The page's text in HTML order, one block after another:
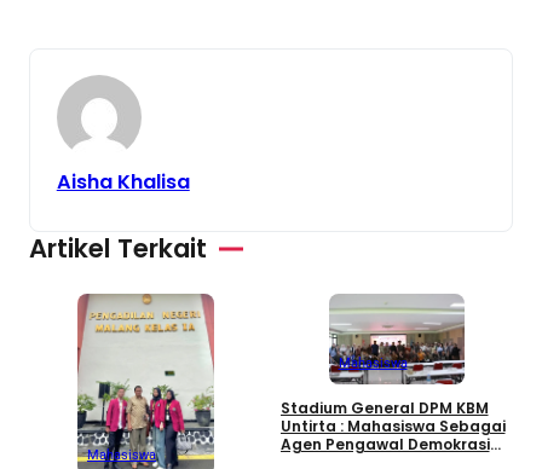
Aisha Khalisa
Artikel Terkait
Mahasiswa
Mahasiswa
Stadium General DPM KBM
Untirta : Mahasiswa Sebagai
Agen Pengawal Demokrasi